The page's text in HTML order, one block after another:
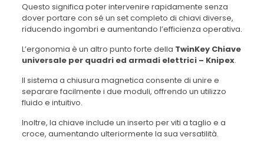
Questo significa poter intervenire rapidamente senza
dover portare con sé un set completo di chiavi diverse,
riducendo ingombri e aumentando l’efficienza operativa.
L’ergonomia è un altro punto forte della TwinKey Chiave
universale per quadri ed armadi elettrici – Knipex.
Il sistema a chiusura magnetica consente di unire e
separare facilmente i due moduli, offrendo un utilizzo
fluido e intuitivo.
Inoltre, la chiave include un inserto per viti a taglio e a
croce, aumentando ulteriormente la sua versatilità.